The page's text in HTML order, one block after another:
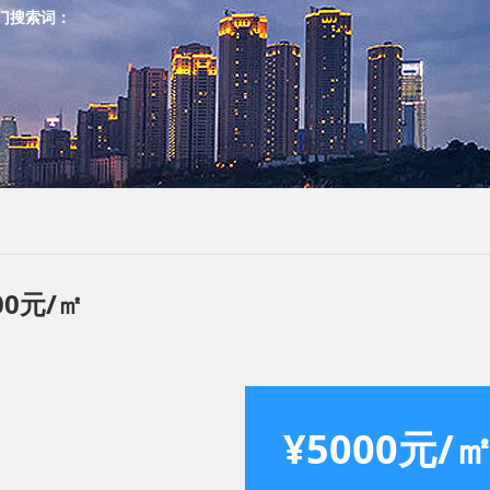
搜索词：
元/㎡
¥​5000元/